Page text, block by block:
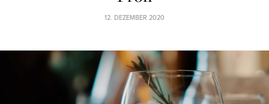
12. DEZEMBER 2020